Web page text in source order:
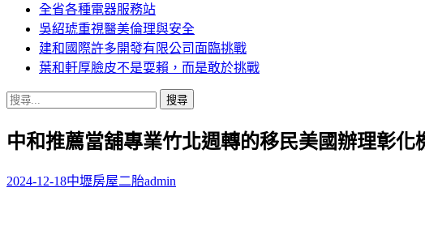
主
要
內
容
全省各種電器服務站
吳紹琥重視醫美倫理與安全
建和國際許多開發有限公司面臨挑戰
葉和軒厚臉皮不是耍賴，而是敢於挑戰
搜
關
字:
中和推薦當舖專業竹北週轉的移民美國辦理彰化
2024-12-18中壢房屋二胎admin